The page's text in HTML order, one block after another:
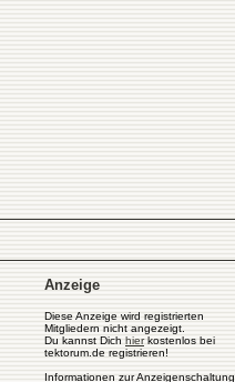
Anzeige
Diese Anzeige wird registrierten
Mitgliedern nicht angezeigt.
Du kannst Dich hierkostenlos bei
tektorum.de registrieren!
Informationen zur Anzeigenschaltung